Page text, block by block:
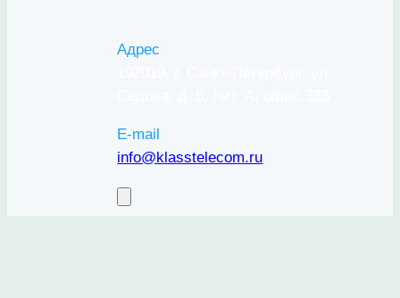
Адрес
E-mail
info@klasstelecom.ru